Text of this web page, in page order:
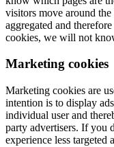
visitors move around
aggregated and
cookies, we will not
Marketing cookies
Marketing cookies are
intention is to display
individual user and
party advertisers. If you
experience less targeted